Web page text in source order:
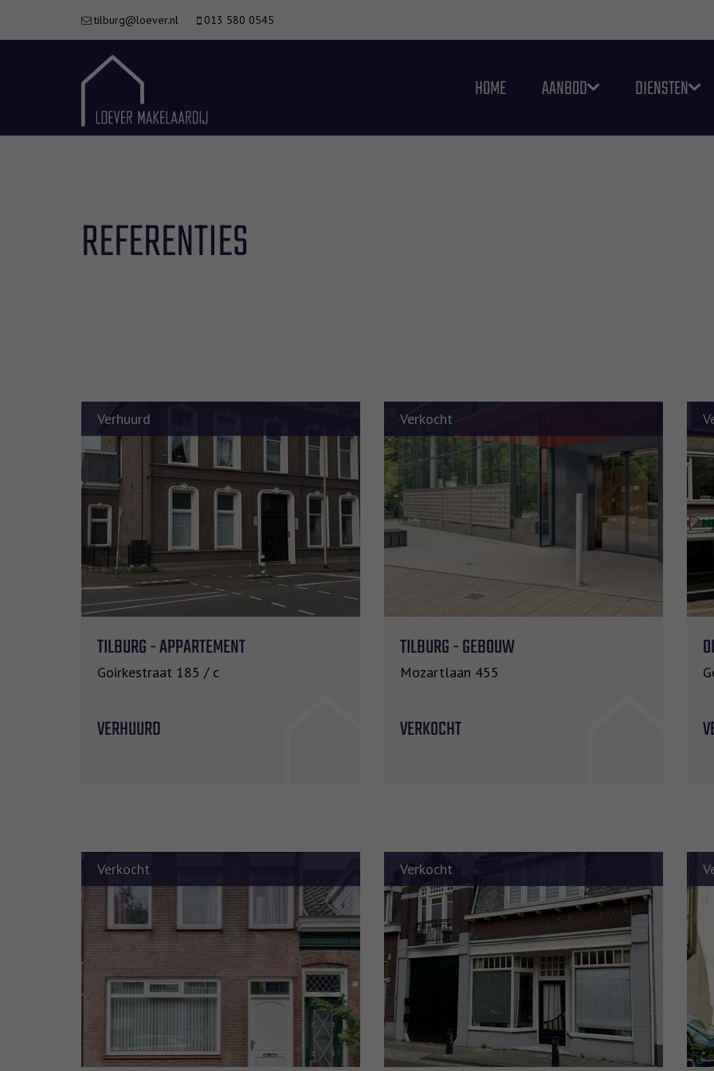
tilburg@loever.nl 013 580 0545
HOME AANBOD DIENSTEN
REFERENTIES
Verhuurd
62 m²
TILBURG - APPARTEMENT
Goirkestraat 185 / c
VERHUURD
Verkocht
98 m²
TILBURG - GEBOUW
Mozartlaan 455
VERKOCHT
Verkocht Verkocht